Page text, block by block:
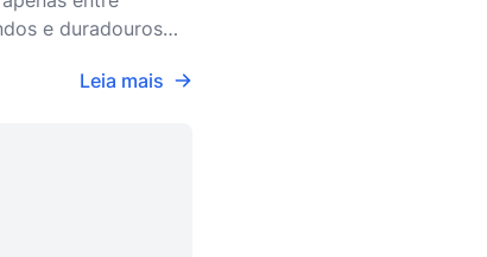
e duradouros
Leia mais